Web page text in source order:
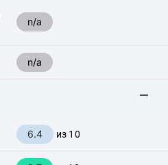
n/a
n/a
6.4 из 10